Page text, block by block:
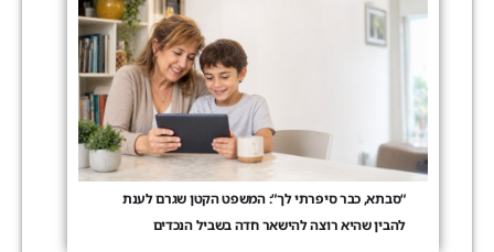
“סבתא, כבר סיפרתי לך”: המשפט הקטן שגרם לענת
להבין שהיא רוצה להישאר חדה בשביל הנכדים